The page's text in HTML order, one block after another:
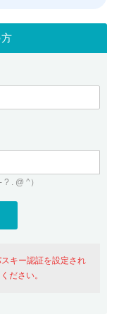
望の方
の機能を使う方
. @ ^）
キー認証を設定され
ださい。